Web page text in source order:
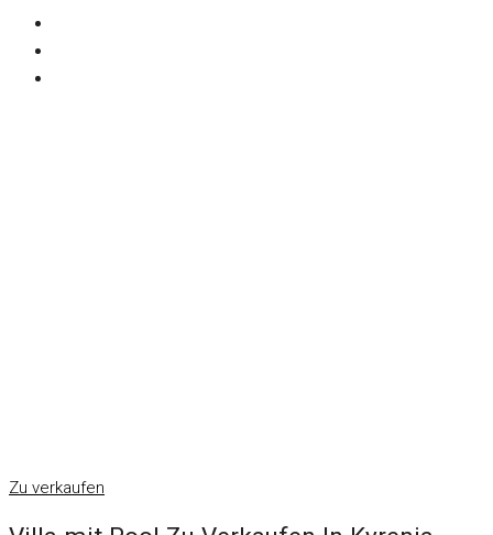
Zu verkaufen